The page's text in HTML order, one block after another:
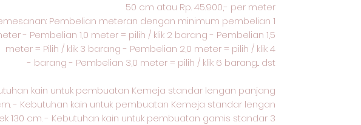
50 cm atau Rp. 45.900,- per meter
Pembelian meteran dengan minimum pembelian 1
- Pembelian 1,0 meter = pilih / klik 2 barang - Pembelian 1,5
meter = Pilih / klik 3 barang - Pembelian 2,0 meter = pilih / klik 4
barang - Pembelian 3,0 meter = pilih / klik 6 barang... dst -
kain untuk pembuatan Kemeja standar lengan panjang
- Kebutuhan kain untuk pembuatan Kemeja standar lengan
130 cm. - Kebutuhan kain untuk pembuatan gamis standar 3